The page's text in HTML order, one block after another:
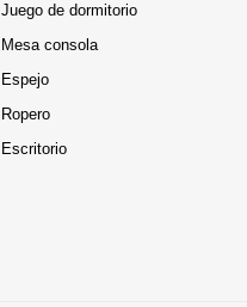
Juego de dormitorio
Mesa consola
Espejo
Ropero
Escritorio